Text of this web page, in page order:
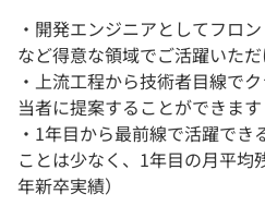
・開発エンジニアとしてフロ
など得意な領域でご活躍いた
・上流工程から技術者目線で
当者に提案することができます
・1年目から最前線で活躍で
ことは少なく、1年目の月平均
年新卒実績）